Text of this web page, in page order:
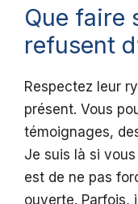
Que faire
refusent
Respectez leur
présent. Vous
témoignages,
Je suis là si
est de ne pas
ouverte. Parfois,